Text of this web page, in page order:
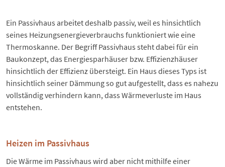
Ein Passivhaus arbeitet deshalb passiv, weil es hinsichtlich
seines Heizungsenergieverbrauchs funktioniert wie eine
Thermoskanne. Der Begriff Passivhaus steht dabei für ein
Baukonzept, das Energiesparhäuser bzw. Effizienzhäuser
hinsichtlich der Effizienz übersteigt. Ein Haus dieses Typs ist
hinsichtlich seiner Dämmung so gut aufgestellt, dass es nahezu
vollständig verhindern kann, dass Wärmeverluste im Haus
entstehen.
Heizen im Passivhaus
Die Wärme im Passivhaus wird aber nicht mithilfe einer